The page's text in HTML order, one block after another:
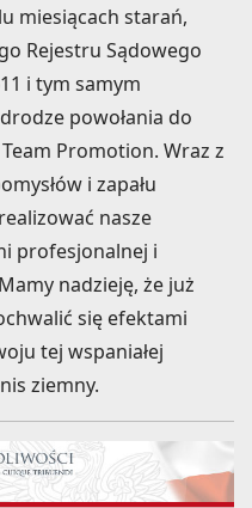
miesiącach starań,
Rejestru Sądowego
i tym samym
powołania do
Promotion. Wraz z
i zapału
nasze
profesjonalnej i
nadzieję, że już
się efektami
tej wspaniałej
ziemny.